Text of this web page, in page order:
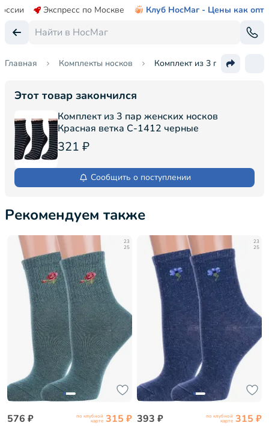
Экспресс по Москве Клуб НосМаг - Цены как опт
Главная Комплекты носков Комплект из 3 пар женских
Этот товар закончился
Комплект из 3 пар женских носков
Красная ветка С-1412 черные
321 ₽
Сообщить о поступлении
Рекомендуем также
23
25
576 ₽ по клубной
карте 315 ₽
23
25
393 ₽ по клубной
карте 315 ₽